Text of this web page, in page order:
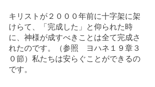
キリストが２０００年前に十字架に架
けらて、「完成した」と仰られた時
に、神様が成すべきことは全て完成さ
れたのです。（参照　ヨハネ１９章３
０節）私たちは安らぐことができるの
です。